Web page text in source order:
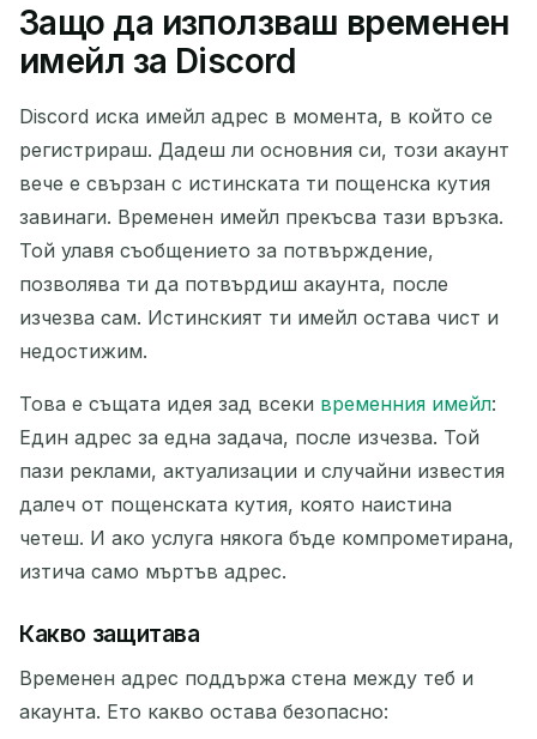
Вашият временен имейл
адрес:
Копирай QR
Изтрий избраните Смени имейл
Следващо обновление след 15секунди
ИЗПРАЩАЧ ТЕМА ДЕЙСТВИЕ
Защо да използваш временен
имейл за Discord
Discord иска имейл адрес в момента, в който се
регистрираш. Дадеш ли основния си, този акаунт
вече е свързан с истинската ти пощенска кутия
завинаги. Временен имейл прекъсва тази връзка.
Той улавя съобщението за потвърждение,
позволява ти да потвърдиш акаунта, после
изчезва сам. Истинският ти имейл остава чист и
недостижим.
Това е същата идея зад всеки временния имейл:
Един адрес за една задача, после изчезва. Той
пази реклами, актуализации и случайни известия
далеч от пощенската кутия, която наистина
четеш. И ако услуга някога бъде компрометирана,
изтича само мъртъв адрес.
Какво защитава
Временен адрес поддържа стена между теб и
акаунта. Ето какво остава безопасно: